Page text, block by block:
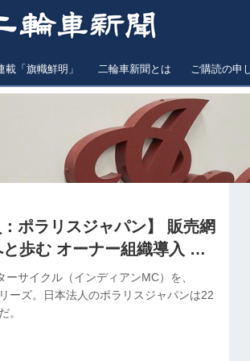
載「旗幟鮮明」 二輪車新聞とは ご購読の申
ポラリスジャパン】 販売網
歩む オーナー組織導入 絆
サイクル（インディアンMC）を、
ーズ。日本法人のポラリスジャパンは22
。